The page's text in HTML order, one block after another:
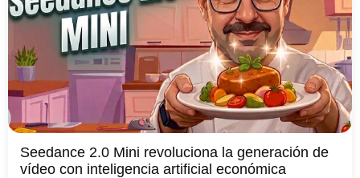
Seedance 2.0 Mini revoluciona la generación de
vídeo con inteligencia artificial económica